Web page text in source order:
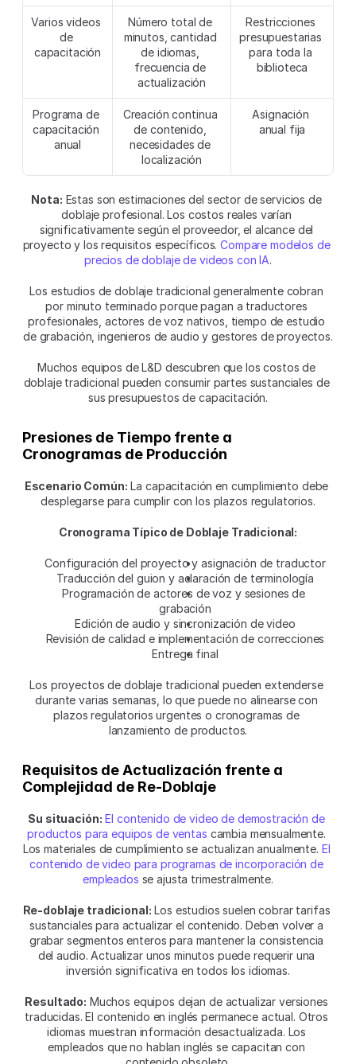
Varios videos
de
capacitación
Número total de
minutos, cantidad
de idiomas,
frecuencia de
actualización
Restricciones
presupuestarias
para toda la
biblioteca
Programa de
capacitación
anual
Creación continua
de contenido,
necesidades de
localización
Asignación
anual fija
Nota: Estas son estimaciones del sector de servicios de
doblaje profesional. Los costos reales varían
significativamente según el proveedor, el alcance del
proyecto y los requisitos específicos. Compare modelos de
precios de doblaje de videos con IA.
Los estudios de doblaje tradicional generalmente cobran
por minuto terminado porque pagan a traductores
profesionales, actores de voz nativos, tiempo de estudio
de grabación, ingenieros de audio y gestores de proyectos.
Muchos equipos de L&D descubren que los costos de
doblaje tradicional pueden consumir partes sustanciales de
sus presupuestos de capacitación.
Presiones de Tiempo frente a
Cronogramas de Producción
Escenario Común: La capacitación en cumplimiento debe
desplegarse para cumplir con los plazos regulatorios.
Cronograma Típico de Doblaje Tradicional:
Configuración del proyecto y asignación de traductor
Traducción del guion y aclaración de terminología
Programación de actores de voz y sesiones de
grabación
Edición de audio y sincronización de video
Revisión de calidad e implementación de correcciones
Entrega final
Los proyectos de doblaje tradicional pueden extenderse
durante varias semanas, lo que puede no alinearse con
plazos regulatorios urgentes o cronogramas de
lanzamiento de productos.
Requisitos de Actualización frente a
Complejidad de Re-Doblaje
Su situación: El contenido de video de demostración de
productos para equipos de ventas cambia mensualmente.
Los materiales de cumplimiento se actualizan anualmente. El
contenido de video para programas de incorporación de
empleados se ajusta trimestralmente.
Re-doblaje tradicional: Los estudios suelen cobrar tarifas
sustanciales para actualizar el contenido. Deben volver a
grabar segmentos enteros para mantener la consistencia
del audio. Actualizar unos minutos puede requerir una
inversión significativa en todos los idiomas.
Resultado: Muchos equipos dejan de actualizar versiones
traducidas. El contenido en inglés permanece actual. Otros
idiomas muestran información desactualizada. Los
empleados que no hablan inglés se capacitan con